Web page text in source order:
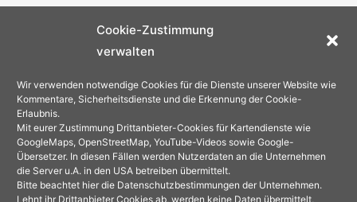
Cookie-Zustimmung
verwalten
Wir verwenden notwendige Cookies für die Dienste unserer Website wie
Kommentare, Sicherheitsdienste und die Erkennung der Cookie-
Erlaubnis.
Mit eurer Zustimmung Drittanbieter-Cookies für Kartendienste wie
GoogleMaps, OpenStreetMap, YouTube-Videos sowie Google-
Übersetzer. In diesen Fällen werden Nutzerdaten an die Unternehmen
die Server u.A. in den USA betreiben übermittelt.
Bitte beachtet hier die Datenschutzbestimmungen der Unternehmen.
Lehnt ihr Drittanbieter Cookies ab, werden keine Daten übermittelt,